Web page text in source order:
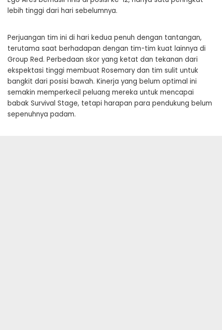
lebih tinggi dari hari sebelumnya.
Perjuangan tim ini di hari kedua penuh dengan tantangan,
terutama saat berhadapan dengan tim-tim kuat lainnya di
Group Red. Perbedaan skor yang ketat dan tekanan dari
ekspektasi tinggi membuat Rosemary dan tim sulit untuk
bangkit dari posisi bawah. Kinerja yang belum optimal ini
semakin memperkecil peluang mereka untuk mencapai
babak Survival Stage, tetapi harapan para pendukung belum
sepenuhnya padam.